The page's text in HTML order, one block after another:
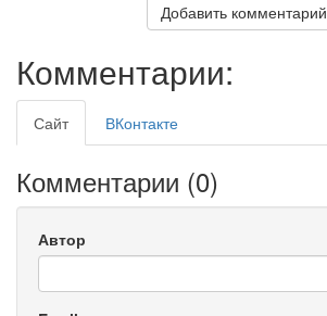
Добавить комментарий
Комментарии:
Сайт ВКонтакте
Комментарии (0)
Автор